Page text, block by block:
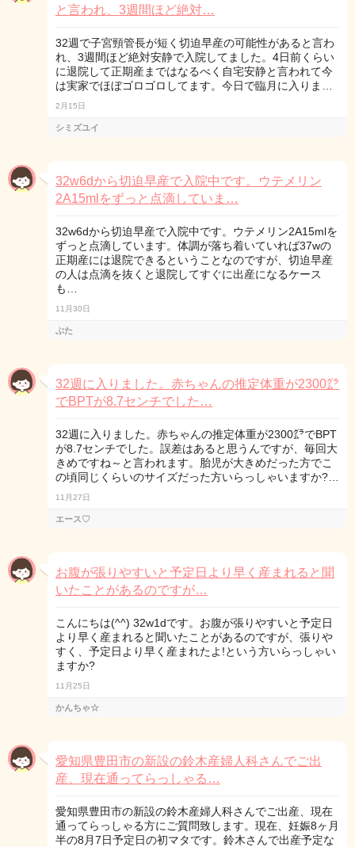
と言われ、3週間ほど絶対…
32週で子宮頸管長が短く切迫早産の可能性があると言わ
れ、3週間ほど絶対安静で入院してました。4日前くらい
に退院して正期産まではなるべく自宅安静と言われて今
は実家でほぼゴロゴロしてます。今日で臨月に入りま…
2月15日
シミズユイ
32w6dから切迫早産で入院中です。ウテメリン
2A15mlをずっと点滴していま…
32w6dから切迫早産で入院中です。ウテメリン2A15mlを
ずっと点滴しています。体調が落ち着いていれば37wの
正期産には退院できるということなのですが、切迫早産
の人は点滴を抜くと退院してすぐに出産になるケース
も…
11月30日
ぶた
32週に入りました。赤ちゃんの推定体重が2300㌘
でBPTが8.7センチでした…
32週に入りました。赤ちゃんの推定体重が2300㌘でBPT
が8.7センチでした。誤差はあると思うんですが、毎回大
きめですね～と言われます。胎児が大きめだった方でこ
の頃同じくらいのサイズだった方いらっしゃいますか?…
11月27日
エース♡
お腹が張りやすいと予定日より早く産まれると聞
いたことがあるのですが…
こんにちは(^^) 32w1dです。お腹が張りやすいと予定日
より早く産まれると聞いたことがあるのですが、張りや
すく、予定日より早く産まれたよ!という方いらっしゃい
ますか?
11月25日
かんちゃ☆
愛知県豊田市の新設の鈴木産婦人科さんでご出
産、現在通ってらっしゃる…
愛知県豊田市の新設の鈴木産婦人科さんでご出産、現在
通ってらっしゃる方にご質問致します。現在、妊娠8ヶ月
半の8月7日予定日の初マタです。鈴木さんで出産予定な